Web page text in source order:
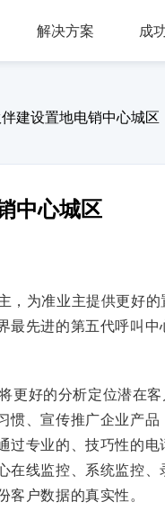
解决方案 成
建设置地电销中心城区
中心城区
，为准业主提供更好
最先进的第五代呼叫
更好的分析定位潜在
惯、宣传推广企业产
专业的、技巧性的电
在线监控、系统监控
户数据的真实性。